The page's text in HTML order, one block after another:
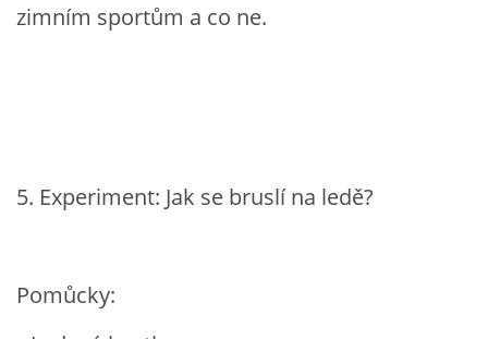
zimním sportům a co ne.
5. Experiment: Jak se bruslí na ledě?
Pomůcky: